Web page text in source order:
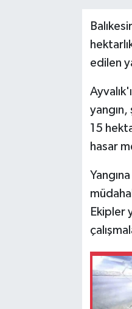
edilen
yangın,
15
hasar
Ekipler